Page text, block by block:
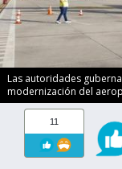
Las autoridades
modernización del
11